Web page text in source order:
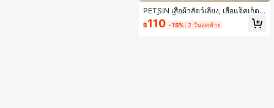
PETSIN เสื้อผ้าสัตว์เลี้ยง, เสื้อแจ็คเก็ตสั
ตว์เลี้ยง, จั๊มสูทฟลีซอบอุ่นสำหรับสุนัขข
นาดเล็ก, เหมาะสำหรับฤดูหนาว
฿110 -15% 2 วันสุดท้าย